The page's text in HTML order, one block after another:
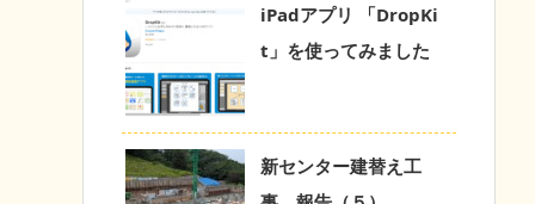
iPadアプリ 「DropKi
t」を使ってみました
新センター建替え工